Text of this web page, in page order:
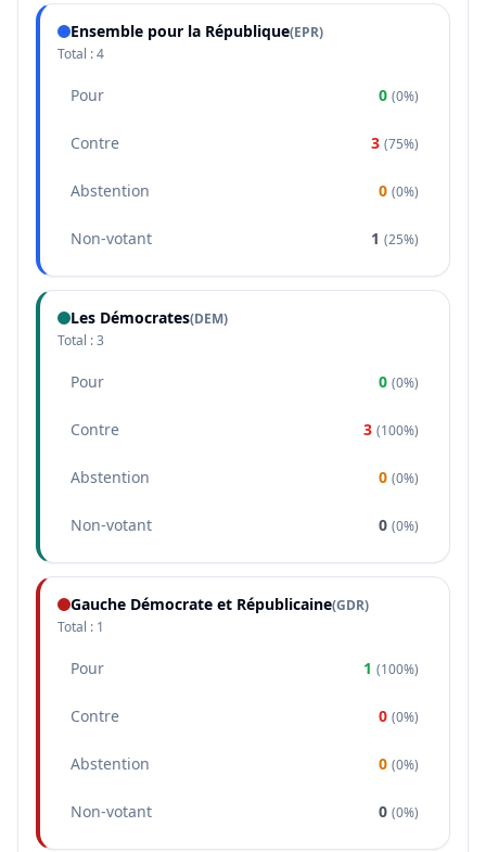
Ensemble pour la République(EPR)
Total :4
Pour 0 (0%)
Contre 3 (75%)
Abstention 0 (0%)
Non-votant 1 (25%)
Les Démocrates(DEM)
Total :3
Pour 0 (0%)
Contre 3 (100%)
Abstention 0 (0%)
Non-votant 0 (0%)
Gauche Démocrate et Républicaine(GDR)
Total : 1
Pour 1 (100%)
Contre 0 (0%)
Abstention 0 (0%)
Non-votant 0 (0%)